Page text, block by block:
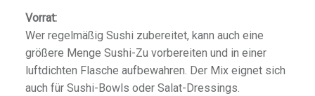
Vorrat:
Wer regelmäßig Sushi zubereitet, kann auch eine
größere Menge Sushi-Zu vorbereiten und in einer
luftdichten Flasche aufbewahren. Der Mix eignet sich
auch für Sushi-Bowls oder Salat-Dressings.